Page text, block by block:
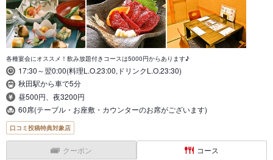
各種宴会にオススメ！飲み放題付きコースは5000円からあります♪
17:30～翌0:00(料理L.O.23:00,ドリンクL.O.23:30)
秋田駅から車で5分
昼500円、夜3200円
60席(テーブル・お座敷・カウンターのお席がございます)
口コミ投稿特典対象店
クーポン コース